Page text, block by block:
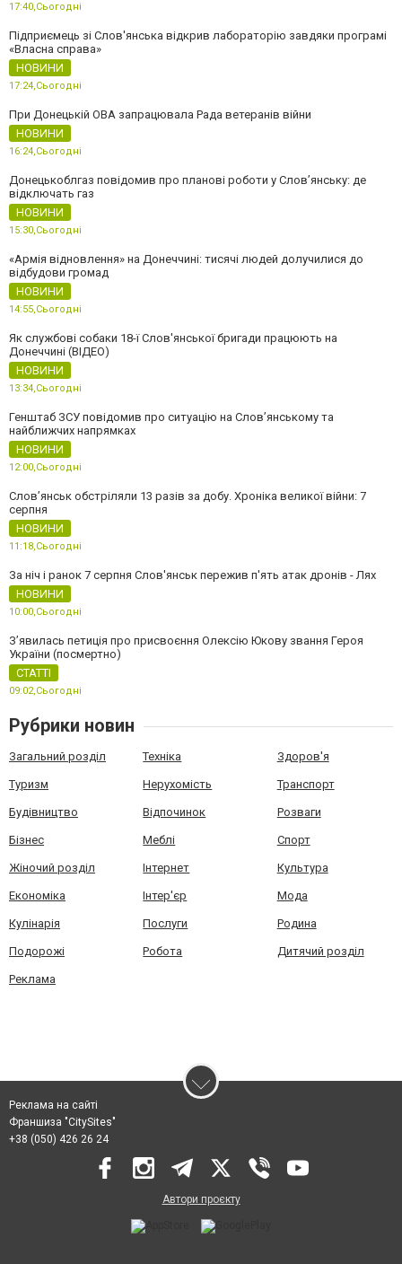
17:40,Сьогодні
Підприємець зі Слов'янська відкрив лабораторію завдяки програмі
«Власна справа»
НОВИНИ
17:24,Сьогодні
При Донецькій ОВА запрацювала Рада ветеранів війни
НОВИНИ
16:24,Сьогодні
Донецькоблгаз повідомив про планові роботи у Слов’янську: де
відключать газ
НОВИНИ
15:30,Сьогодні
«Армія відновлення» на Донеччині: тисячі людей долучилися до
відбудови громад
НОВИНИ
14:55,Сьогодні
Як службові собаки 18-ї Слов'янської бригади працюють на
Донеччині (ВІДЕО)
НОВИНИ
13:34,Сьогодні
Генштаб ЗСУ повідомив про ситуацію на Слов’янському та
найближчих напрямках
НОВИНИ
12:00,Сьогодні
Слов’янськ обстріляли 13 разів за добу. Хроніка великої війни: 7
серпня
НОВИНИ
11:18,Сьогодні
За ніч і ранок 7 серпня Слов'янськ пережив п'ять атак дронів - Лях
НОВИНИ
10:00,Сьогодні
З’явилась петиція про присвоєння Олексію Юкову звання Героя
України (посмертно)
СТАТТІ
09:02,Сьогодні
Рубрики новин
Загальний розділ Техніка Здоров'я
Туризм Нерухомість Транспорт
Будівництво Відпочинок Розваги
Бізнес Меблі Спорт
Жіночий розділ Інтернет Культура
Економіка Інтер'єр Мода
Кулінарія Послуги Родина
Подорожі Робота Дитячий розділ
Реклама
Реклама на сайті
Франшиза "CitySites"
+38 (050) 426 26 24
Автори проєкту